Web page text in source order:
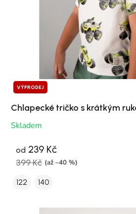
VÝPRODEJ
Chlapecké tričko s krátkým
Skladem
od 239 Kč
399 Kč (až –40 %)
122 140